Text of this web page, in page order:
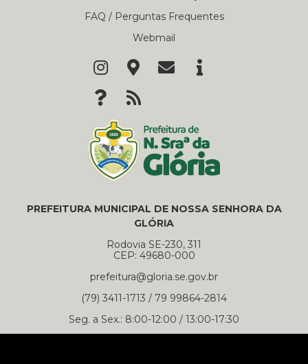
FAQ / Perguntas Frequentes
Webmail
PREFEITURA MUNICIPAL DE NOSSA SENHORA DA
GLÓRIA
Rodovia SE-230, 311
CEP: 49680-000
prefeitura@gloria.se.gov.br
(79) 3411-1713 / 79 99864-2814
Seg. a Sex.: 8:00-12:00 / 13:00-17:30